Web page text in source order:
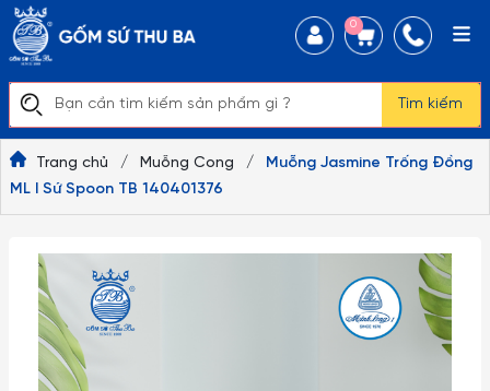
Tìm kiếm
0
Trang chủ / Muỗng Cong /
Muỗng Jasmine Trống Đồng
ML I Sứ Spoon TB 140401376